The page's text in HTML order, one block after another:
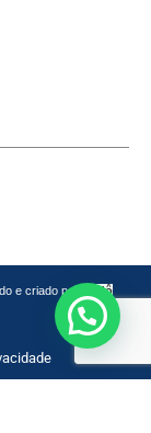
e criado por
Cadô